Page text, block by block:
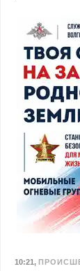
10:21,